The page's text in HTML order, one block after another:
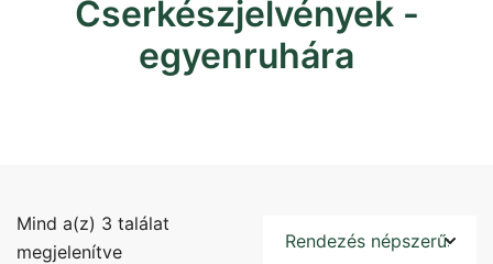
Cserkészjelvények -
egyenruhára
Mind a(z) 3 találat
megjelenítveSorted